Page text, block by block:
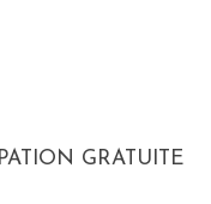
GRATUITE